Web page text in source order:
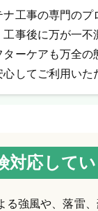
ナ工事の専門のプ
事後に万が一不
ーケアも万全の
してご利用いた
対応して
る強風や、落雷